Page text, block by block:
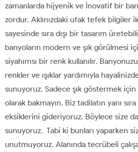
zamanlarda hijyenik ve İnovatif bir
zordur. Aklınızdaki ufak tefek bilgiler
sayesinde sıra dışı bir tasarım
banyoların modern ve şık görülmesi
siyahımsı bir renk kullanılır.
renkler ve ışıklar yardımıyla
sunuyoruz. Sadece şık göstermek
olarak bakmayın. Biz tadilatın yanı
eksiklerini gideriyoruz. Böylece size
sunuyoruz. Tabi ki bunları yaparken
unutmuyoruz. Alanında tecrübeli